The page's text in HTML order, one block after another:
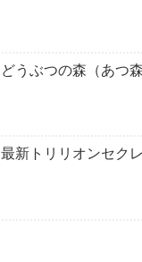
どうぶつの森（あつ
最新トリリオンセク